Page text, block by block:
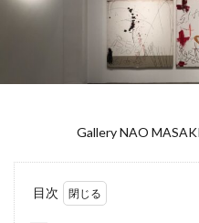
Gallery NAO
目次